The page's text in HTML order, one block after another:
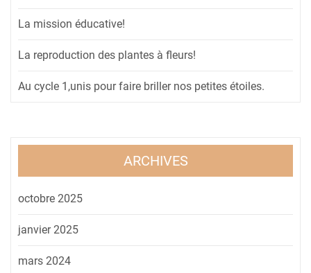
La mission éducative!
La reproduction des plantes à fleurs!
Au cycle 1,unis pour faire briller nos petites étoiles.
ARCHIVES
octobre 2025
janvier 2025
mars 2024